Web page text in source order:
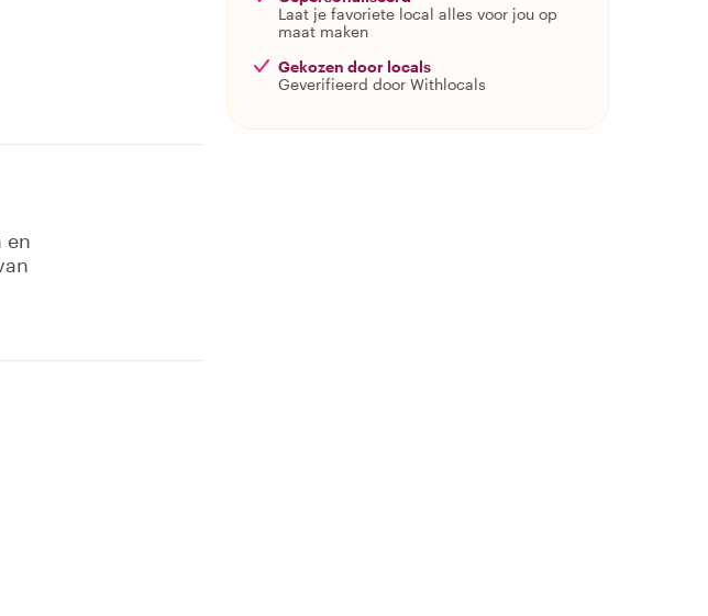
en
Laat je favoriete local alles voor jou op
maat maken
Gekozen door locals
Geverifieerd door Withlocals